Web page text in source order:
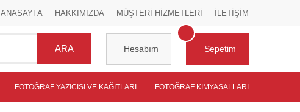
ANASAYFA HAKKIMIZDA MÜŞTERİ HİZMETLERİ İLETİŞİM
ARA Hesabım Sepetim
FOTOĞRAF YAZICISI VE KAĞITLARI FOTOĞRAF KIMYASALLARI